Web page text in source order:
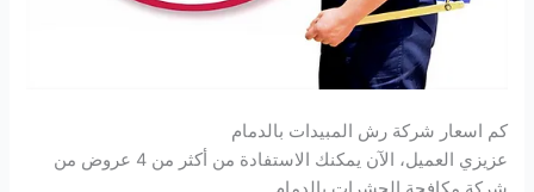
كم اسعار شركة رش المبيدات بالدمام
عزيزي العميل، الآن يمكنك الاستفادة من أكثر من 4 عروض من